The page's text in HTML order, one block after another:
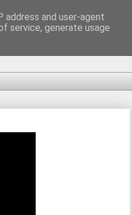
address and user-agent
service, generate usage